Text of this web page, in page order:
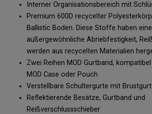
Interner Organisationsbereich mit
Premium 600D recycelter
Ballistic Boden. Diese Stoffe haben eine
außergewöhnliche Abriebfestigkeit,
werden aus recycelten Materialien
Zwei Reihen MOD Gurtband,
MOD Case oder Pouch
Verstellbare Schultergurte mit Brustgurt
Reflektierende Besätze, Gurtband und
Reißverschlussschieber